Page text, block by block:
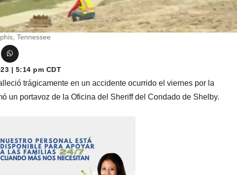
Tennessee
| 5:14 pm CDT
trágicamente en un accidente ocurrido el viernes por la
un portavoz de la Oficina del Sheriff del Condado de Shelby.